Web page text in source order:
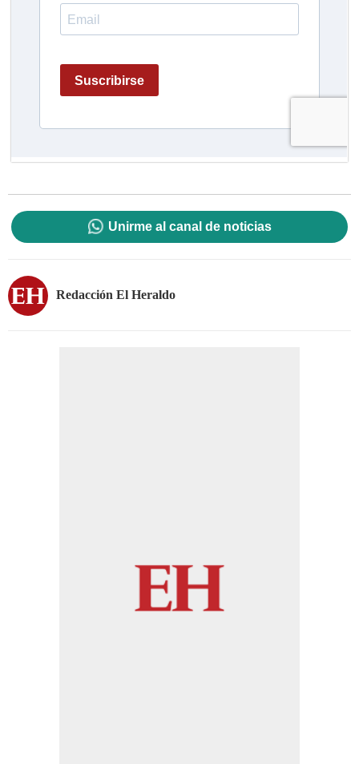
Unirme al canal de noticias
Redacción El Heraldo